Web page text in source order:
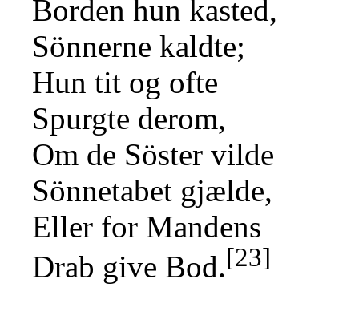
Borden hun kasted,
Sönnerne kaldte;
Hun tit og ofte
Spurgte derom,
Om de Söster vilde
Sönnetabet gjælde,
Eller for Mandens
Drab give Bod.[23]